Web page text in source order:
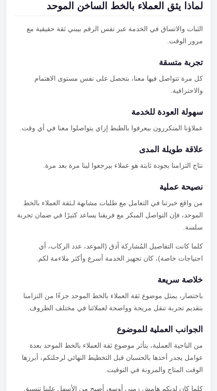
لماذا يثق العملاء بالخط الساخن الموحد
الثبات والاتساق في الخدمة عبر نفس الرقم بيبني ثقة حقيقية مع
مرور الوقت.
تجربة متسقة
كل مرة تتواصل فيها معنا، بتحصل على نفس مستوى الاهتمام
والاحترافية.
سهولة العودة للخدمة
عملاؤنا المتكررون بيعرفوا بالظبط إزاي يتواصلوا معنا في أي وقت.
علاقة طويلة المدى
نتاج التزامنا بجودة ثابتة هو عملاء بيرجعوا لينا مرة بعد مرة.
نصيحة عملية
من واقع خبرتنا في التعامل مع طلبات مشابهة لـثقة العملاء بالخط
الموحد، فإن التواصل المبكر مع فريقنا يساعد كثيرًا في ضمان تجربة
سلسة.
كلما كانت التفاصيل المُشاركة أدق (الموعد، عدد الركاب، أي
احتياجات خاصة)، كان تجهيز الخدمة أسرع وأكثر ملاءمة لكم.
خلاصة سريعة
باختصار، يمثل موضوع ثقة العملاء بالخط الموحد جزءًا من التزامنا
بتقديم تجربة تنقل مريحة وواضحة لعملائنا في مختلف الظروف.
الجوانب العملية للموضوع
من الناحية العملية، يتأثر موضوع ثقة العملاء بالخط الموحد بعدة
عوامل يجدر أخذها بالحسبان قبل التخطيط النهائي لرحلتكم، أبرزها
الوقت المتاح والمرونة في التوقيت.
كلما كان لديكم هامش زمني أوسع، أصبح من الأسهل علينا تنسيق